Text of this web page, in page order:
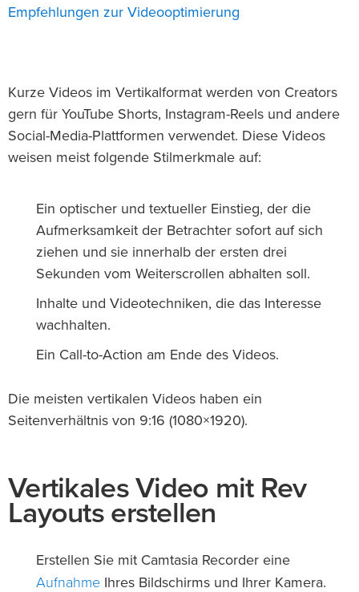
Kurze Videos im Vertikalformat werden von Creators
gern für YouTube Shorts, Instagram-Reels und andere
Social-Media-Plattformen verwendet. Diese Videos
weisen meist folgende Stilmerkmale auf:
Ein optischer und textueller Einstieg, der die
Aufmerksamkeit der Betrachter sofort auf sich
ziehen und sie innerhalb der ersten drei
Sekunden vom Weiterscrollen abhalten soll.
Inhalte und Videotechniken, die das Interesse
wachhalten.
Ein Call-to-Action am Ende des Videos.
Die meisten vertikalen Videos haben ein
Seitenverhältnis von 9:16 (1080×1920).
Vertikales Video mit Rev
Layouts erstellen
Erstellen Sie mit Camtasia Recorder eine
Aufnahme Ihres Bildschirms und Ihrer Kamera.
Empfehlungen zur Videooptimierung